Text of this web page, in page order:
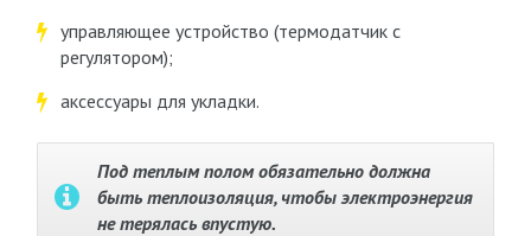
управляющее устройство (термодатчик с
регулятором);
аксессуары для укладки.
Под теплым полом обязательно должна
быть теплоизоляция, чтобы электроэнергия
не терялась впустую.